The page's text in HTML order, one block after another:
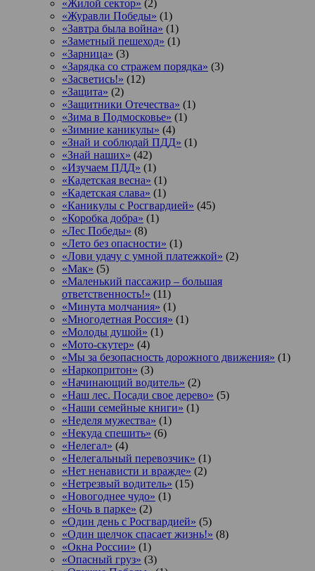
«Жилой сектор» (2)
«Журавли Победы» (1)
«Завтра была война» (1)
«Заметный пешеход» (1)
«Зарница» (3)
«Зарядка со стражем порядка» (3)
«Засветись!» (12)
«Защита» (2)
«Защитники Отечества» (1)
«Зима в Подмосковье» (1)
«Зимние каникулы» (4)
«Знай и соблюдай ПДД» (1)
«Знай наших» (42)
«Изучаем ПДД» (1)
«Кадетская весна» (1)
«Кадетская слава» (1)
«Каникулы с Росгвардией» (45)
«Коробка добра» (1)
«Лес Победы» (8)
«Лето без опасности» (1)
«Лови удачу с умной платежкой» (2)
«Мак» (5)
«Маленький пассажир – большая
ответственность!» (11)
«Минута молчания» (1)
«Многодетная Россия» (1)
«Молоды душой» (1)
«Мото-скутер» (4)
«Мы за безопасность дорожного движения» (1)
«Наркопритон» (3)
«Начинающий водитель» (2)
«Наш лес. Посади свое дерево» (5)
«Наши семейные книги» (1)
«Неделя мужества» (1)
«Некуда спешить» (6)
«Нелегал» (4)
«Нелегальный перевозчик» (1)
«Нет ненависти и вражде» (2)
«Нетрезвый водитель» (15)
«Новогоднее чудо» (1)
«Ночь в парке» (2)
«Один день с Росгвардией» (5)
«Один щелчок спасает жизнь!» (8)
«Окна России» (1)
«Опасный груз» (3)